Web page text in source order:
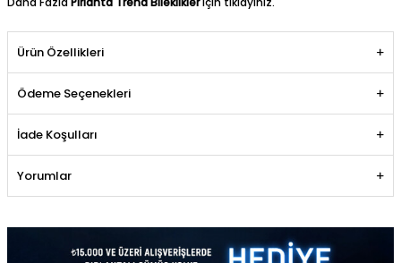
Ürün Özellikleri
Ödeme Seçenekleri
İade Koşulları
Yorumlar